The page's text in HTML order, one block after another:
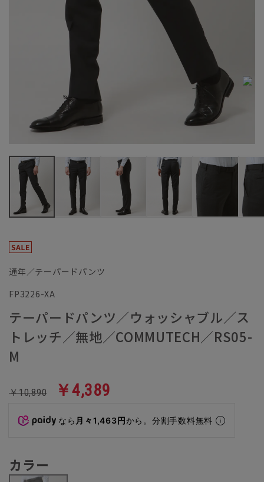
通年／テーパードパンツ
FP3226-XA
テーパードパンツ／ウォッシャブル／ス
トレッチ／無地／COMMUTECH／RS05-
M
￥10,890 ￥4,389
なら 月々1,463円から。分割手数料無料
カラー